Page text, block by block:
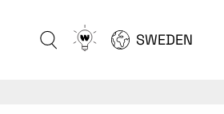
Go
to
SWEDEN